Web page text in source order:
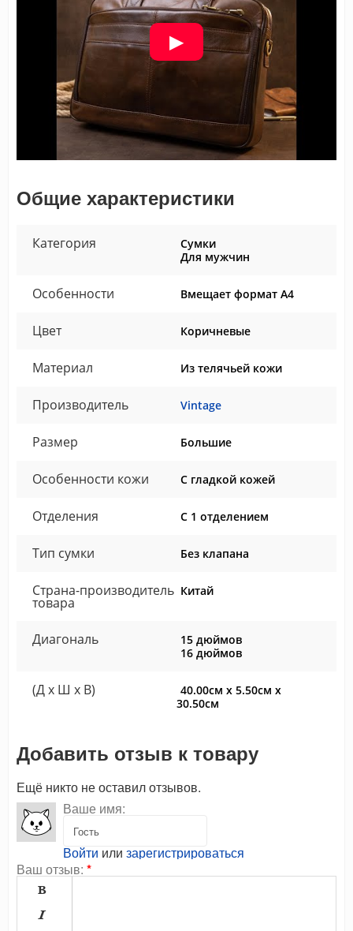
Общие характеристики
Категория
Сумки
Для мужчин
Особенности Вмещает формат А4
Цвет Коричневые
Материал Из телячьей кожи
Производитель Vintage
Размер Большие
Особенности кожи С гладкой кожей
Отделения С 1 отделением
Тип сумки Без клапана
Страна-производитель
товара
Китай
Диагональ
15 дюймов
16 дюймов
(Д x Ш x В)
40.00см x 5.50см x
30.50см
Добавить отзыв к товару
Ещё никто не оставил отзывов.
Ваше имя:
Войти или зарегистрироваться
Ваш отзыв: *

